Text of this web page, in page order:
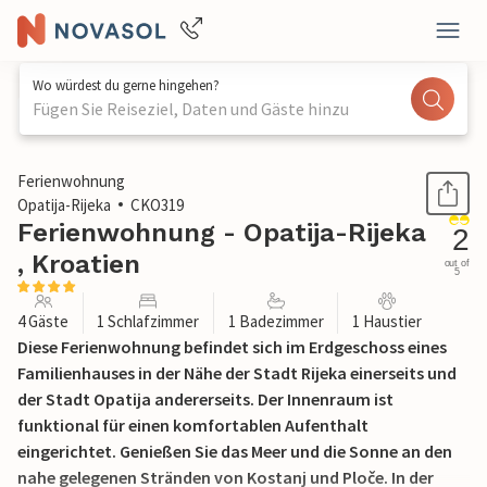
Wo würdest du gerne hingehen?
Fügen Sie Reiseziel, Daten und Gäste hinzu
1 / 26
Ferienwohnung
Opatija-Rijeka
CKO319
Ferienwohnung - Opatija-Rijeka
, Kroatien
2
out of
5
4 Gäste 1 Schlafzimmer 1 Badezimmer 1 Haustier
Diese Ferienwohnung befindet sich im Erdgeschoss eines
Familienhauses in der Nähe der Stadt Rijeka einerseits und
der Stadt Opatija andererseits. Der Innenraum ist
funktional für einen komfortablen Aufenthalt
eingerichtet. Genießen Sie das Meer und die Sonne an den
nahe gelegenen Stränden von Kostanj und Ploče. In der